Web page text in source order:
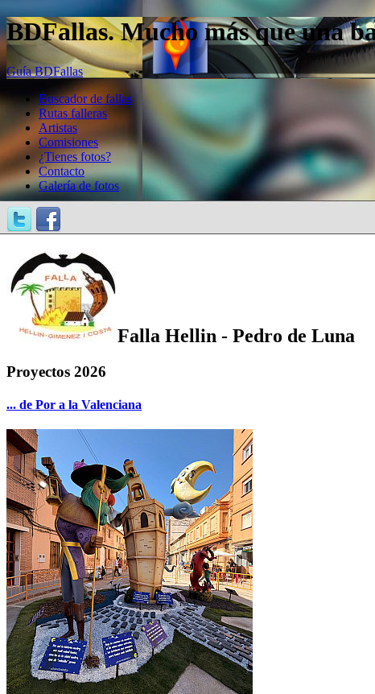
BDFallas. Mucho más que una
Guía BDFallas
Buscador de fallas
Rutas falleras
Artistas
Comisiones
¿Tienes fotos?
Contacto
Galería de fotos
Falla Hellin - Pedro de Luna
Proyectos 2026
... de Por a la Valenciana